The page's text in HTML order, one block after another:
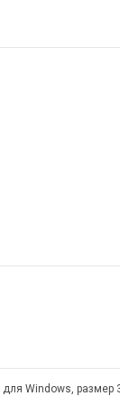
для Windows, размер